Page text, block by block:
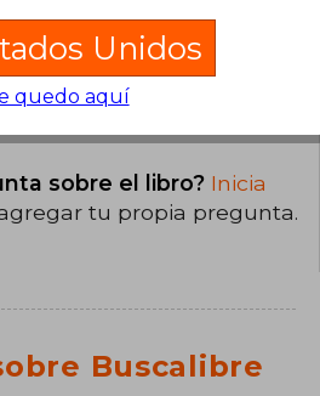
sobre el libro
sobre el libro? Inicia
tu propia pregunta.
Buscalibre
Unidos
quedo aquí